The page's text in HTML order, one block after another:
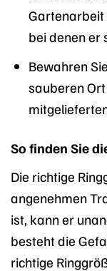
Gartenarbeit
bei denen er
Bewahren
sauberen
So finden Sie
Die richtige
angenehmen
ist, kann er
besteht die
richtige